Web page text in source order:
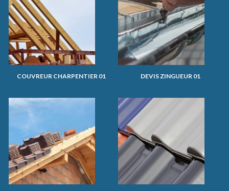
COUVREUR CHARPENTIER 01 DEVIS ZINGUEUR 01